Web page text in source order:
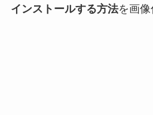
インストールする方法を画像